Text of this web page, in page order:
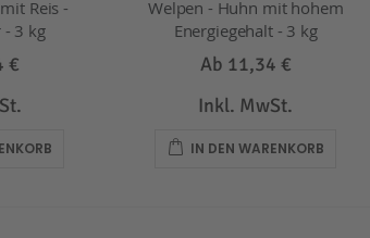
Reis -
- 3 kg
€
Welpen - Huhn mit hohem
Energiegehalt - 3 kg
Ab 11,34 €
Inkl. MwSt.
IN DEN WARENKORB